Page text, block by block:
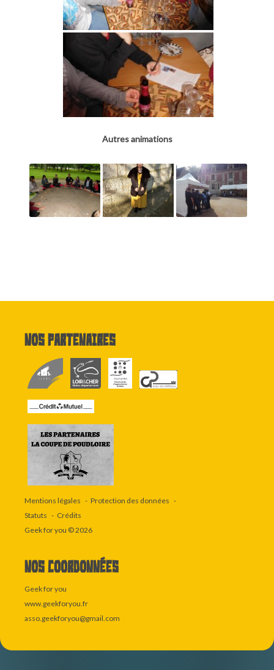
Autres animations
Nos partenaires
Mentions légales
Protection des données
Statuts
Crédits
Geek for you © 2026
Nos coordonnées
Geek for you
www.geekforyou.fr
asso.geekforyou@gmail.com